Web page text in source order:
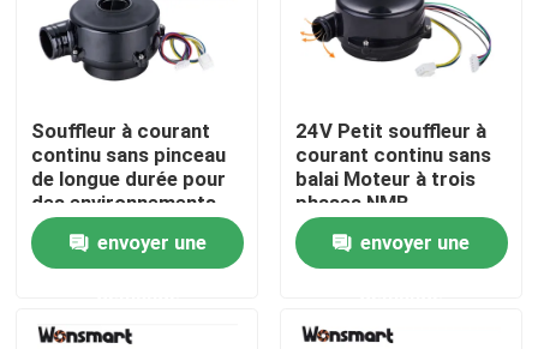
Produits
Vidéos
Souffleur à courant
continu sans pinceau
de longue durée pour
des environnements
propres 15000 heures
de durée de vie à 25 °C
envoyer une
24V Petit souffleur à
courant continu sans
balai Moteur à trois
phases NMB
roulements à billes
Performance fiable
envoyer une